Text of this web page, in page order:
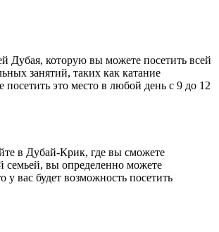
Дубая, которую вы можете посетить всей
занятий, таких как катание
это место в любой день с 9 до 12
в Дубай-Крик, где вы сможете
семьей, вы определенно можете
вас будет возможность посетить